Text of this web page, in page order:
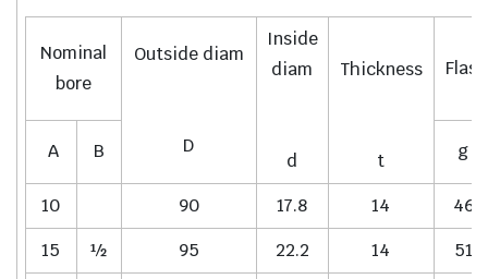
Nominal
bore
Outside diam
D
Inside
diam
d
Thickness
t
A B g
10 90 17.8 14
46
15
½ 95 22.2 14
51